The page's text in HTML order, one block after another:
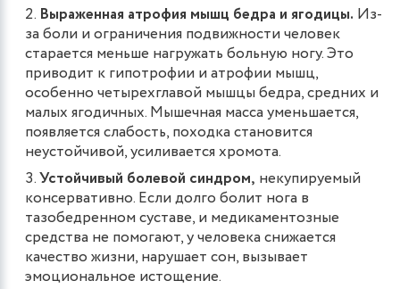
Выраженная атрофия мышц бедра и ягодицы. Из-
за боли и ограничения подвижности человек
старается меньше нагружать больную ногу. Это
приводит к гипотрофии и атрофии мышц,
особенно четырехглавой мышцы бедра, средних и
малых ягодичных. Мышечная масса уменьшается,
появляется слабость, походка становится
неустойчивой, усиливается хромота.
Устойчивый болевой синдром, некупируемый
консервативно. Если долго болит нога в
тазобедренном суставе, и медикаментозные
средства не помогают, у человека снижается
качество жизни, нарушает сон, вызывает
эмоциональное истощение.